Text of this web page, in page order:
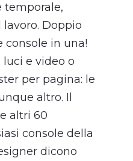
temporale,
Doppio
console in una!
luci e video o
per pagina: le
altro. Il
altri 60
console della
dicono